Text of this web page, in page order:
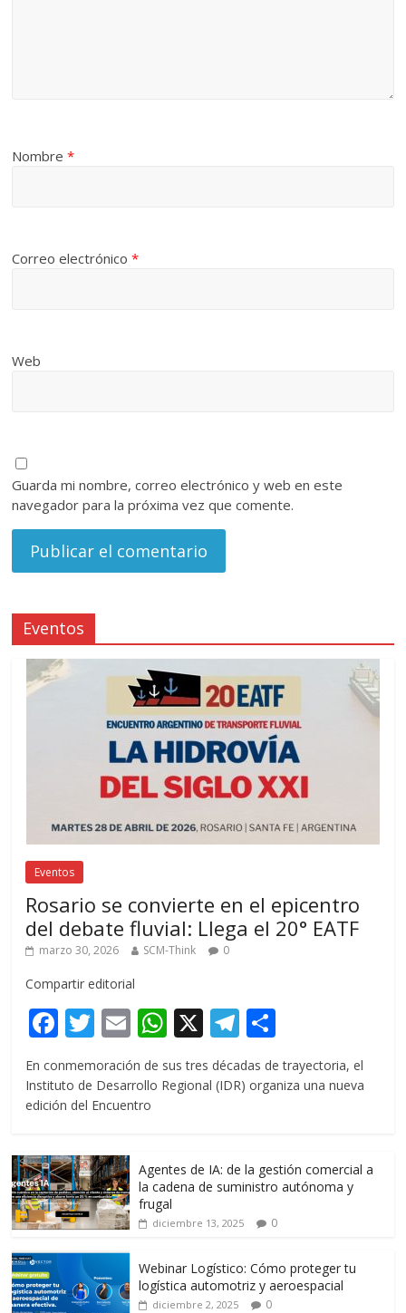
Nombre*
Correo electrónico*
Web
Guarda mi nombre, correo electrónico y web en este
navegador para la próxima vez que comente.
Eventos
Eventos
Rosario se convierte en el epicentro
del debate fluvial: Llega el 20° EATF
marzo 30, 2026 SCM-Think 0
Compartir editorial
F
e
b
o
k
T
itt
er
E
m
ai
l
W
at
p
p
X T
el
e
m
o
m
ti
r
En conmemoración de sus tres décadas de trayectoria, el
Instituto de Desarrollo Regional (IDR) organiza una nueva
edición del Encuentro
Agentes de IA: de la gestión comercial a
la cadena de suministro autónoma y
frugal
diciembre 13, 2025 0
Webinar Logístico: Cómo proteger tu
logística automotriz y aeroespacial
diciembre 2, 2025 0